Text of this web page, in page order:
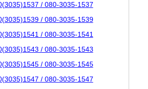
/ 080-3035-1537
/ 080-3035-1539
/ 080-3035-1541
/ 080-3035-1543
/ 080-3035-1545
/ 080-3035-1547